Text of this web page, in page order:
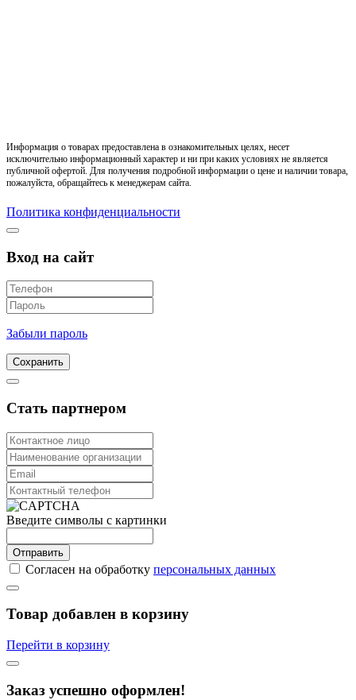
Информация о товарах предоставлена в ознакомительных целях, несет
исключительно информационный характер и ни при каких условиях не является
публичной офертой. Для получения подробной информации о цене и наличии товара,
пожалуйста, обращайтесь к менеджерам сайта.
Политика конфиденциальности
Вход на сайт
Забыли пароль
Сохранить
Стать партнером
Введите символы с картинки
Отправить
Согласен на обработку персональных данных
Товар добавлен в корзину
Перейти в корзину
Заказ успешно оформлен!